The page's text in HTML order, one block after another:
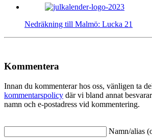
Nedräkning till Malmö: Lucka 21
Kommentera
Innan du kommenterar hos oss, vänligen ta
kommentarspolicy där vi bland annat
namn och e-postadress vid kommentering.
Namn/alias